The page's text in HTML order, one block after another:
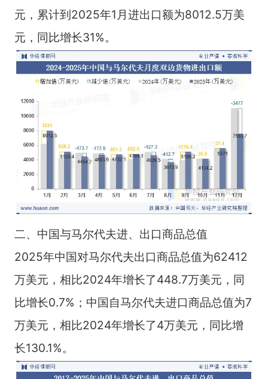
元，累计到2025年1月进出口额为8012.5万美
元，同比增长31%。
二、中国与马尔代夫进、出口商品总值
2025年中国对马尔代夫出口商品总值为62412
万美元，相比2024年增长了448.7万美元，同
比增长0.7%；中国自马尔代夫进口商品总值为7
万美元，相比2024年增长了4万美元，同比增
长130.1%。